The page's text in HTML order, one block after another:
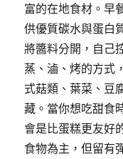
富的在地食材。早
供優質碳水與蛋白
將醬料分開，自己
蒸、滷、烤的方式
式菇類、葉菜、豆
藏。當你想吃甜食
會是比蛋糕更友好
食物為主，但留有